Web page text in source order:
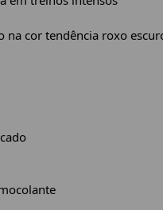
na cor tendência roxo